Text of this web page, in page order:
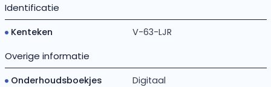
Identificatie
Kenteken V-63-LJR
Overige informatie
Onderhoudsboekjes Digitaal